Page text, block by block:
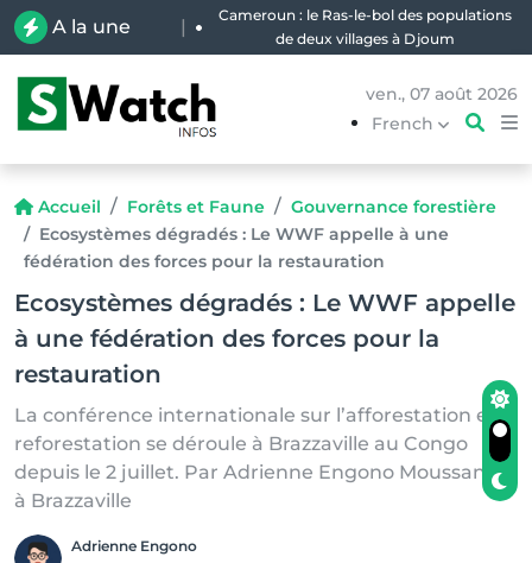
A la une |
Cameroun : le Ras-le-bol des populations
de deux villages à Djoum
ven., 07 août 2026
French
Accueil Forêts et Faune
Gouvernance forestière
Ecosystèmes dégradés : Le WWF appelle à une
fédération des forces pour la restauration
Ecosystèmes dégradés : Le WWF appelle
à une fédération des forces pour la
restauration
La conférence internationale sur l’afforestation et la
reforestation se déroule à Brazzaville au Congo
depuis le 2 juillet. Par Adrienne Engono Moussang,
à Brazzaville
Adrienne Engono